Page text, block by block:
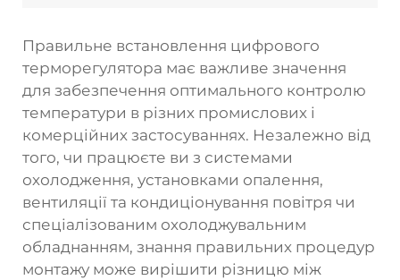
Правильне встановлення цифрового
терморегулятора має важливе значення
для забезпечення оптимального контролю
температури в різних промислових і
комерційних застосуваннях. Незалежно від
того, чи працюєте ви з системами
охолодження, установками опалення,
вентиляції та кондиціонування повітря чи
спеціалізованим охолоджувальним
обладнанням, знання правильних процедур
монтажу може вирішити різницю між